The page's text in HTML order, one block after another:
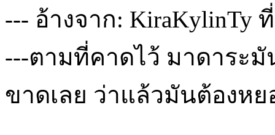
--- อ้างจาก: KiraKylinTy
---ตามที่คาดไว้ มาดาระมั
ขาดเลย ว่าแล้วมันต้องหย